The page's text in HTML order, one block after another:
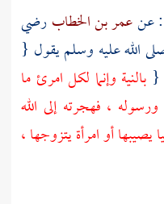
عمر بن الخطابرضي
الله عليه وسلم يقول {
{ بالنية وإنما لكل امرئ ما
، فهجرته إلى الله
أو امرأة يتزوجها ،